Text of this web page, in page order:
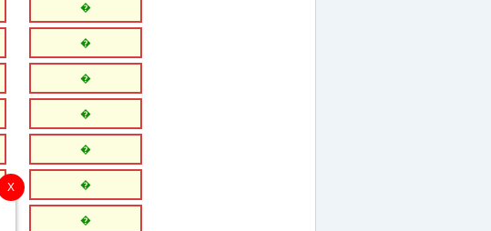
X
�
�
�
�
�
�
�